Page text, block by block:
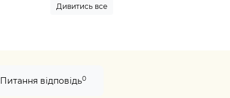
Дивитись все
Питання відповідь0